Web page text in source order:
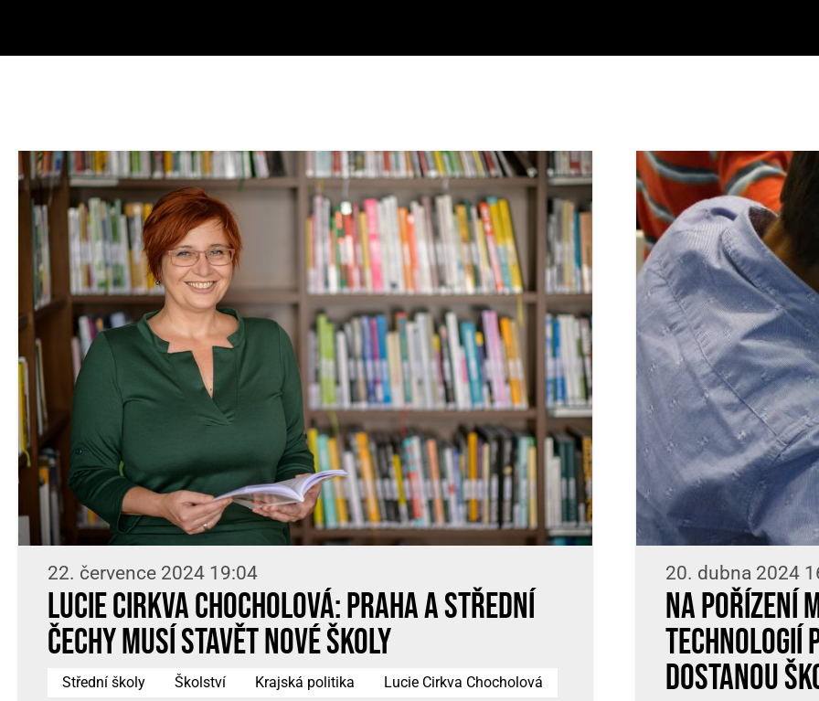
22. července 2024 19:04
Lucie Cirkva Chocholová: Praha a Střední
Čechy musí stavět nové školy
Střední školy Školství Krajská politika Lucie Cirkva Chocholová
20. dubna 2024
Na pořízení
technologií
dostanou